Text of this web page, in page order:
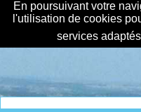
En poursuivant votre
l'utilisation de cookies
services